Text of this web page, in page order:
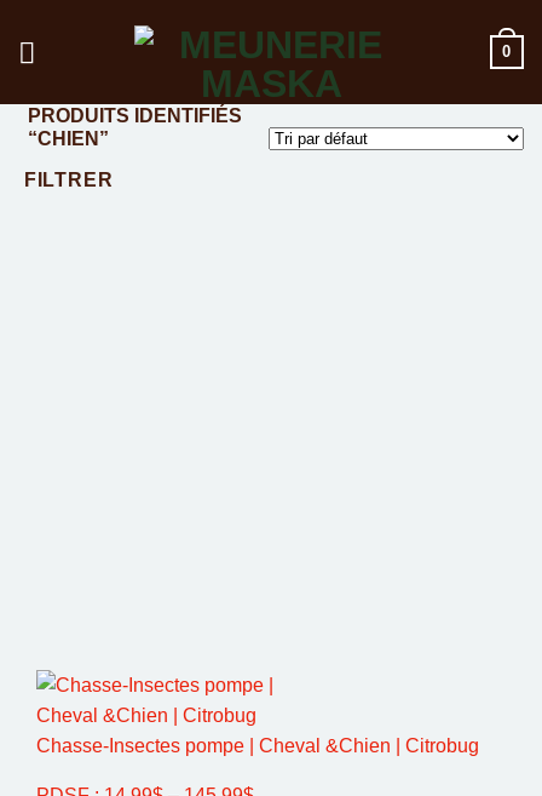
0
PRODUITS IDENTIFIÉS
“CHIEN”
FILTRER
Chasse-Insectes pompe | Cheval &Chien | Citrobug